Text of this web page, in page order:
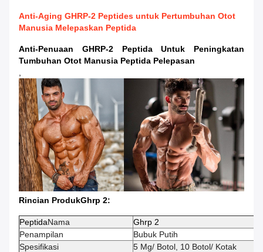
Anti-Aging GHRP-2 Peptides untuk Pertumbuhan Otot
Manusia Melepaskan Peptida
Anti-Penuaan GHRP-2 Peptida Untuk Peningkatan
Tumbuhan Otot Manusia Peptida Pelepasan
,
Rincian ProdukGhrp 2:
PeptidaNama
Ghrp 2
Penampilan
Bubuk Putih
Spesifikasi
5 Mg/ Botol, 10 Botol/ Kotak